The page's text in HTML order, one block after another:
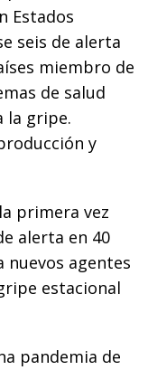
Estados
seis de alerta
miembro de
de salud
la gripe.
y
primera vez
alerta en 40
nuevos agentes
estacional
pandemia de